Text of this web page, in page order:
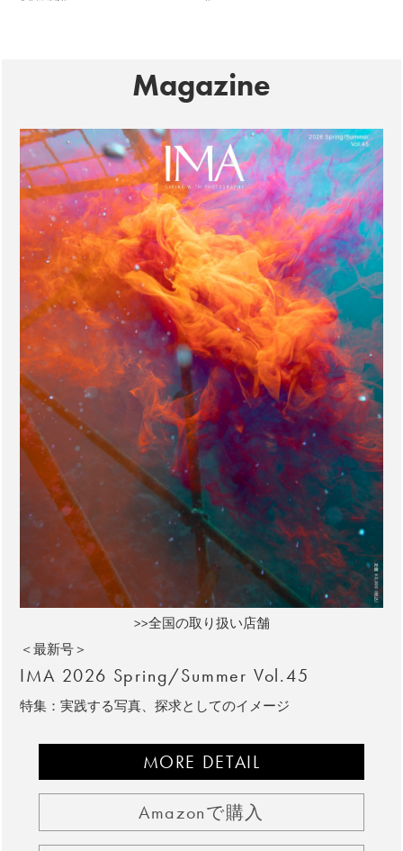
Magazine
>>全国の取り扱い店舗
＜最新号＞
IMA 2026 Spring/Summer Vol.45
特集：実践する写真、探求としてのイメージ
MORE DETAIL
Amazonで購入